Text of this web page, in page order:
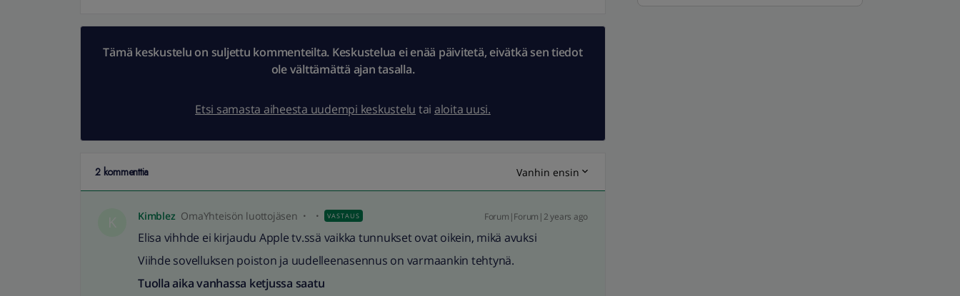
Tämä keskustelu on suljettu kommenteilta. Keskustelua ei enää päivitetä, eivätkä sen tiedot
ole välttämättä ajan tasalla.
Etsi samasta aiheesta uudempi keskustelu tai aloita uusi.
2 kommenttia Vanhin ensin
Kimblez OmaYhteisön luottojäsen VASTAUS Forum|Forum|2 years ago
Elisa vihhde ei kirjaudu Apple tv.ssä vaikka tunnukset ovat oikein, mikä avuksi
Viihde sovelluksen poiston ja uudelleenasennus on varmaankin tehtynä.
Tuolla aika vanhassa ketjussa saatu